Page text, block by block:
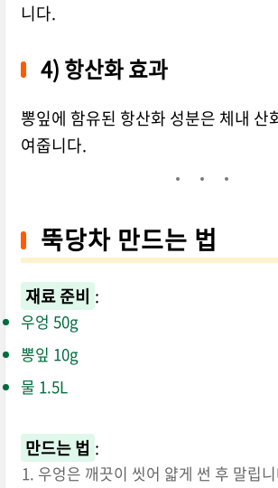
니다.
4) 항산화 효과
뽕잎에 함유된 항산화 성분은 체내 산
여줍니다.
뚝당차 만드는 법
재료 준비 :
우엉 50g
뽕잎 10g
물 1.5L
만드는 법 :
우엉은 깨끗이 씻어 얇게 썬 후 말립